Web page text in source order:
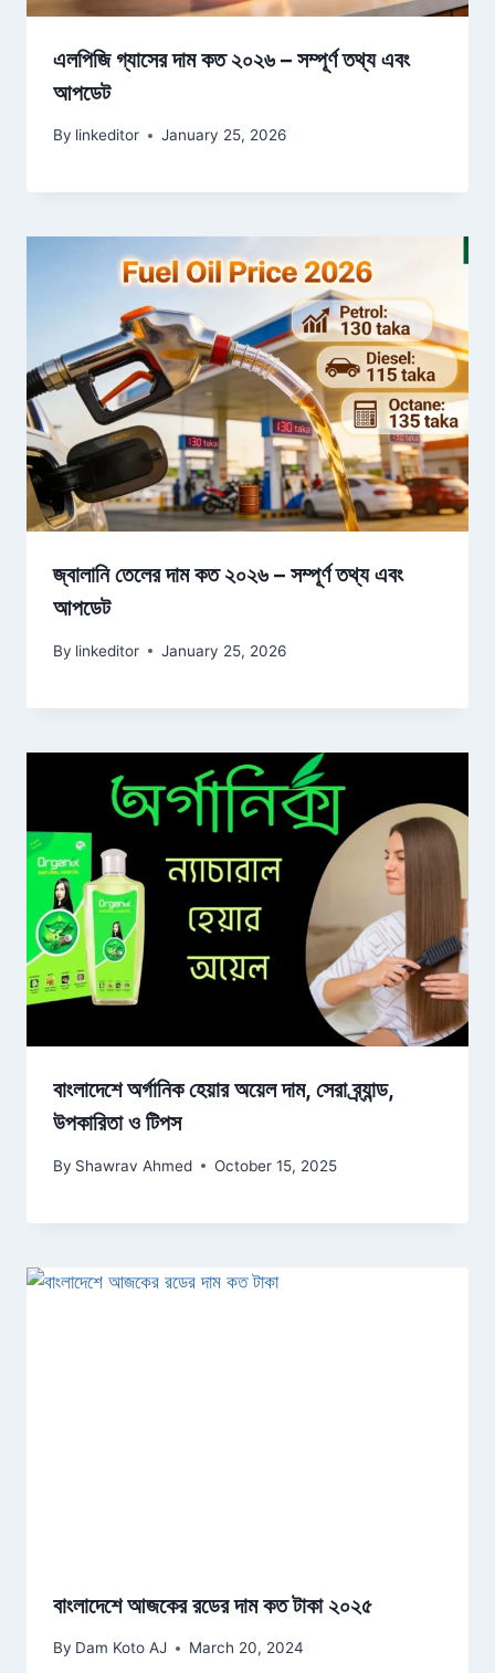
এলপিজি গ্যাসের দাম কত ২০২৬ – সম্পূর্ণ তথ্য এবং
আপডেট
By linkeditor January 25, 2026
জ্বালানি তেলের দাম কত ২০২৬ – সম্পূর্ণ তথ্য এবং
আপডেট
By linkeditor January 25, 2026
বাংলাদেশে অর্গানিক হেয়ার অয়েল দাম, সেরা ব্র্যান্ড,
উপকারিতা ও টিপস
By Shawrav Ahmed October 15, 2025
বাংলাদেশে আজকের রডের দাম কত টাকা ২০২৫
By Dam Koto AJ March 20, 2024